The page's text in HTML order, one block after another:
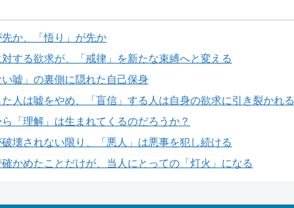
か、「悟り」が先か
する欲求が、「戒律」を新たな束縛へと変える
嘘」の裏側に隠れた自己保身
人は嘘をやめ、「盲信」する人は自身の欲求に引き裂かれる
「理解」は生まれてくるのだろうか？
壊されない限り、「悪人」は悪事を犯し続ける
かめたことだけが、当人にとっての「灯火」になる